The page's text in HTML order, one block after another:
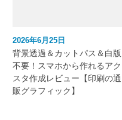
2026年6月25日
背景透過＆カットパス＆白版
不要！スマホから作れるアク
スタ作成レビュー【印刷の通
販グラフィック】